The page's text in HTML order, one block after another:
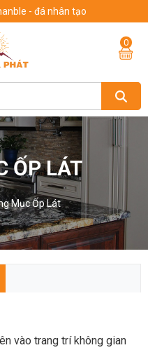
- đá nhân tạo
0
ỐP LÁT
Mục Ốp Lát
vào trang trí không gian